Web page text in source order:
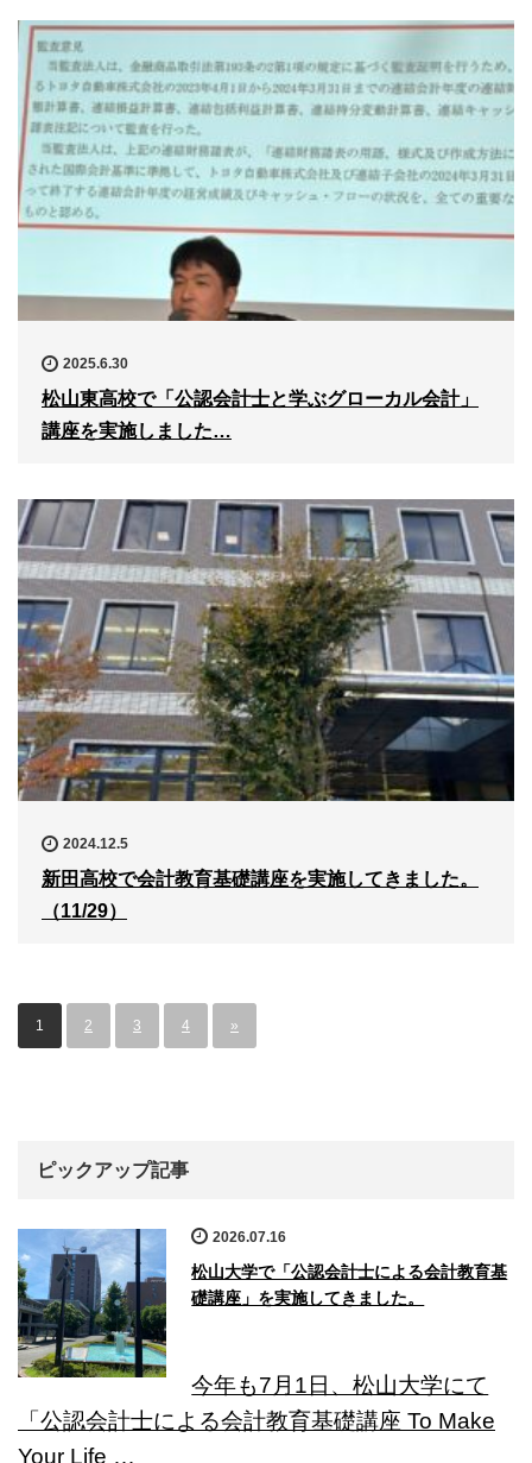
2025.6.30
松山東高校で「公認会計士と学ぶグローカル会計」
講座を実施しました…
2024.12.5
新田高校で会計教育基礎講座を実施してきました。
（11/29）
1 2 3 4 »
ピックアップ記事
2026.07.16
松山大学で「公認会計士による会計教育基
礎講座」を実施してきました。
今年も7月1日、松山大学にて
「公認会計士による会計教育基礎講座 To Make
Your Life …